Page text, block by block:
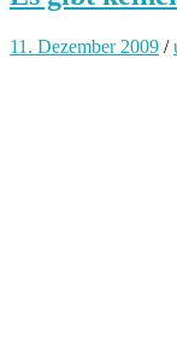
11. Dezember 2009 /